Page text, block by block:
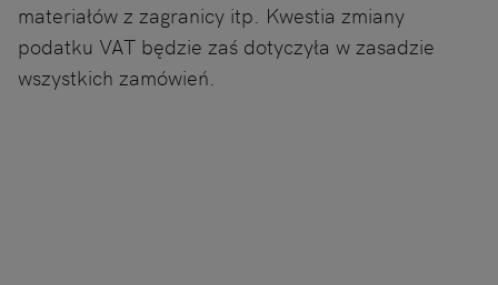
materiałów z zagranicy itp. Kwestia zmiany
podatku VAT będzie zaś dotyczyła w zasadzie
wszystkich zamówień.